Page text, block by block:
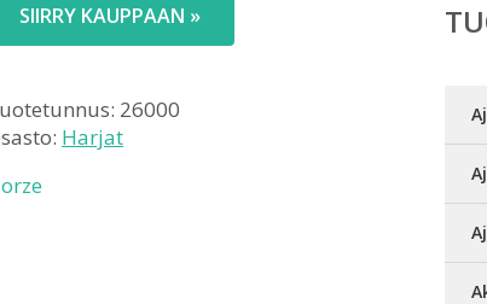
SIIRRY KAUPPAAN »
26000
Harjat